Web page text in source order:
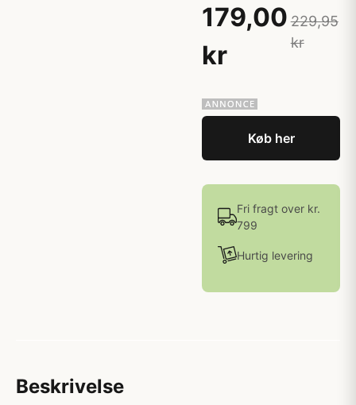
179,00
kr
229,95
kr
Køb her
Fri fragt over kr.
799
Hurtig levering
Beskrivelse